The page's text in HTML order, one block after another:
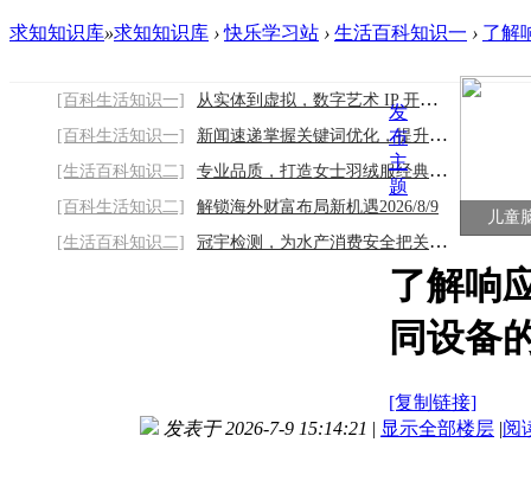
求知知识库»求知知识库 › 快乐学习站 › 生活百科知识一 › 了解
[百科生活知识一]
从实体到虚拟，数字艺术 IP 开启艺术新视界
[百科生活知识一]
新闻速递掌握关键词优化，提升网站流量与排
[生活百科知识二]
专业品质，打造女士羽绒服经典之作2026/8/9
[百科生活知识二]
解锁海外财富布局新机遇2026/8/9
[生活百科知识二]
冠宇检测，为水产消费安全把关2026/8/9
儿童
发
布
主
题
了解响
同设备
[复制链接]
发表于 2026-7-9 15:14:21 | 显示全部楼层 |阅